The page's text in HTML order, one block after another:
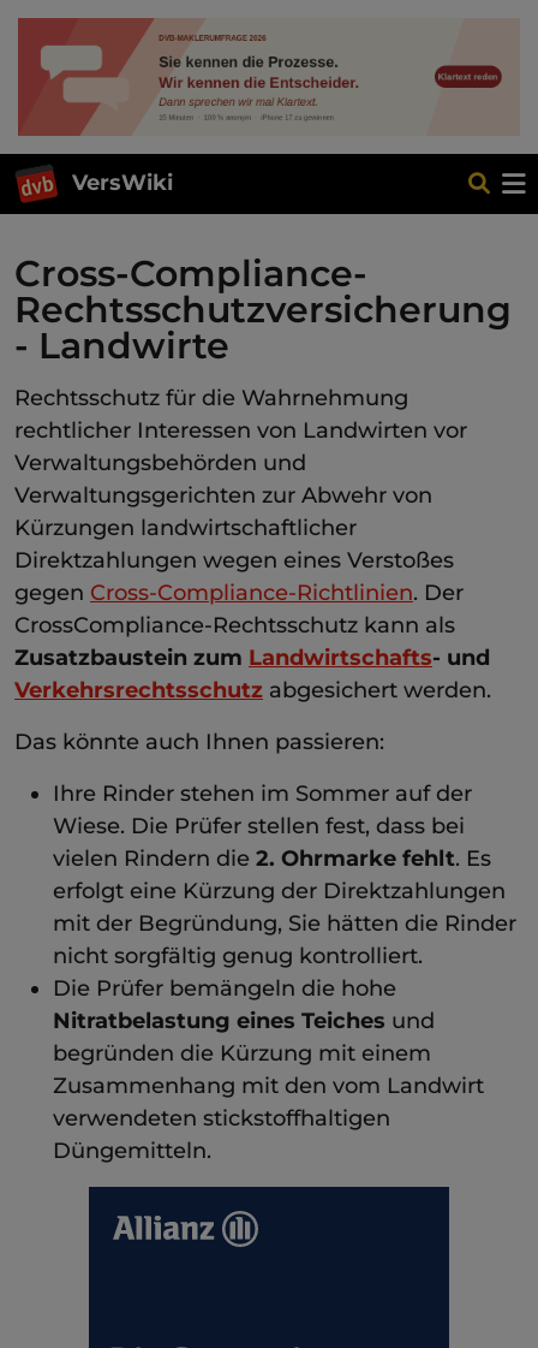
VersWiki
Cross-Compliance-
Rechtsschutzversicherung
- Landwirte
Rechtsschutz für die Wahrnehmung
rechtlicher Interessen von Landwirten vor
Verwaltungsbehörden und
Verwaltungsgerichten zur Abwehr von
Kürzungen landwirtschaftlicher
Direktzahlungen wegen eines Verstoßes
gegen Cross-Compliance-Richtlinien. Der
CrossCompliance-Rechtsschutz kann als
Zusatzbaustein zum Landwirtschafts- und
Verkehrsrechtsschutz abgesichert werden.
Das könnte auch Ihnen passieren:
Ihre Rinder stehen im Sommer auf der
Wiese. Die Prüfer stellen fest, dass bei
vielen Rindern die 2. Ohrmarke fehlt. Es
erfolgt eine Kürzung der Direktzahlungen
mit der Begründung, Sie hätten die Rinder
nicht sorgfältig genug kontrolliert.
Die Prüfer bemängeln die hohe
Nitratbelastung eines Teiches und
begründen die Kürzung mit einem
Zusammenhang mit den vom Landwirt
verwendeten stickstoffhaltigen
Düngemitteln.